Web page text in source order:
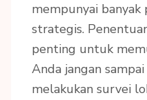
mempunyai
strategis.
penting untuk
Anda jangan
melakukan survei